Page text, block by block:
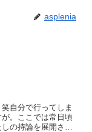
asplenia
自分で行ってしま
。ここでは常日頃
の持論を展開させ